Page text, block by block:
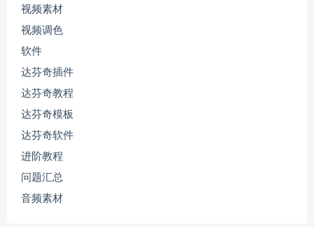
视频素材
视频调色
软件
达芬奇插件
达芬奇教程
达芬奇模板
达芬奇软件
进阶教程
问题汇总
音频素材